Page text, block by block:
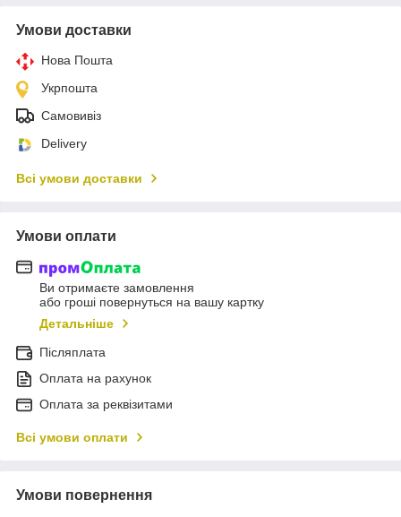
Умови доставки
Нова Пошта
Укрпошта
Самовивіз
Delivery
Всі умови доставки
Умови оплати
Ви отримаєте замовлення
або гроші повернуться на вашу картку
Детальніше
Післяплата
Оплата на рахунок
Оплата за реквізитами
Всі умови оплати
Умови повернення